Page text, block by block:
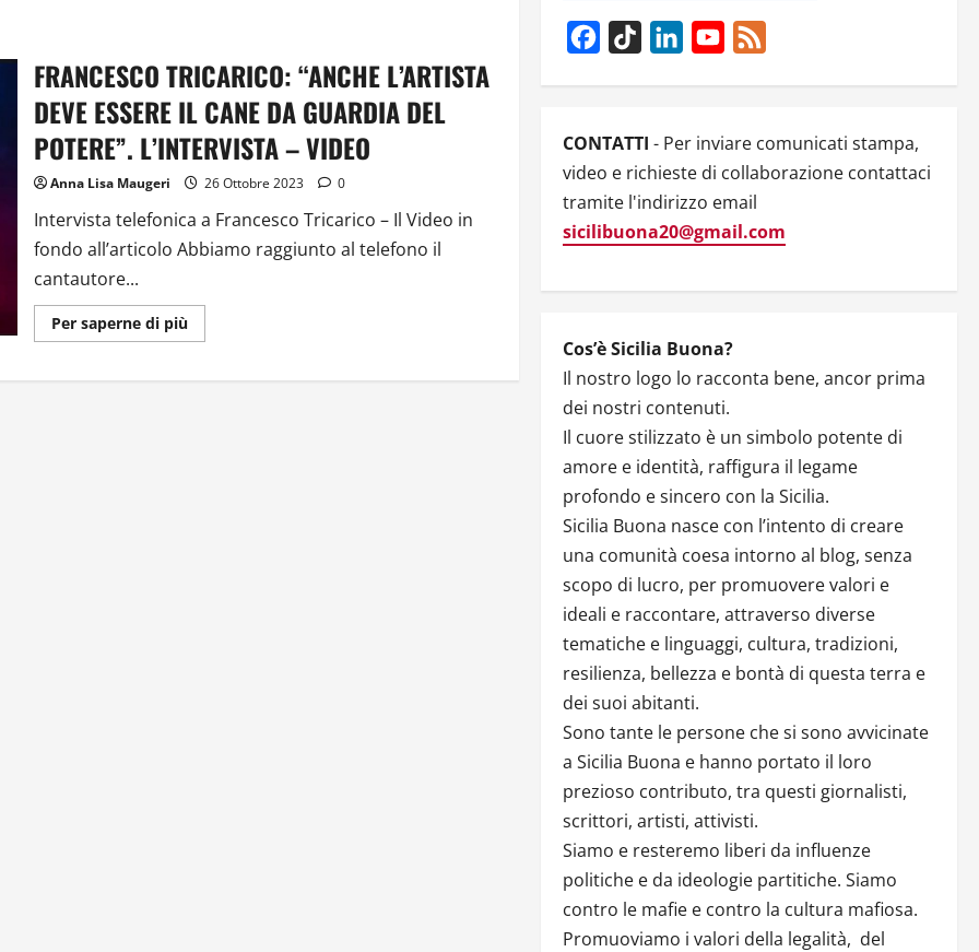
FRANCESCO TRICARICO: “ANCHE L’ARTISTA
DEVE ESSERE IL CANE DA GUARDIA DEL
POTERE”. L’INTERVISTA – VIDEO
Anna Lisa Maugeri 26 Ottobre 2023 0
Intervista telefonica a Francesco Tricarico – Il Video in
fondo all’articolo Abbiamo raggiunto al telefono il
cantautore...
Per saperne di piùUlteriori
informazioni
TRICARICO:
Facebook
TikTok LinkedInYouTube
CONTATTI - Per inviare comunicati stampa,
video e richieste di collaborazione contattaci
tramite l'indirizzo email
sicilibuona20@gmail.com
Cos’è Sicilia Buona?
Il nostro logo lo racconta bene, ancor prima
dei nostri contenuti.
Il cuore stilizzato è un simbolo potente di
amore e identità, raffigura il legame
profondo e sincero con la Sicilia.
Sicilia Buona nasce con l’intento di creare
una comunità coesa intorno al blog, senza
scopo di lucro, per promuovere valori e
ideali e raccontare, attraverso diverse
tematiche e linguaggi, cultura, tradizioni,
resilienza, bellezza e bontà di questa terra e
dei suoi abitanti.
Sono tante le persone che si sono avvicinate
a Sicilia Buona e hanno portato il loro
prezioso contributo, tra questi giornalisti,
scrittori, artisti, attivisti.
Siamo e resteremo liberi da influenze
politiche e da ideologie partitiche. Siamo
contro le mafie e contro la cultura mafiosa.
Promuoviamo i valori della legalità, del